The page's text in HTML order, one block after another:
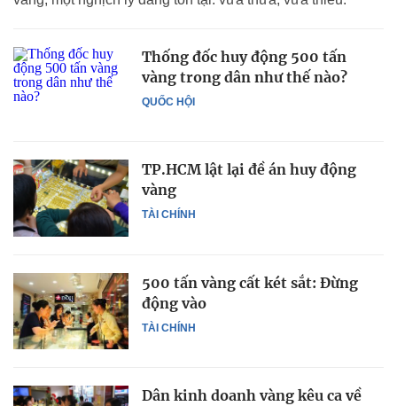
QUỐC HỘI
Thống đốc huy động 500 tấn
vàng trong dân như thế nào?
TÀI CHÍNH
TP.HCM lật lại đề án huy động
vàng
TÀI CHÍNH
500 tấn vàng cất két sắt: Đừng
động vào
Dân kinh doanh vàng kêu ca về